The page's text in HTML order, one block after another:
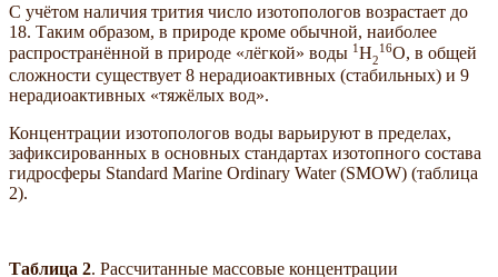
С учётом наличия трития число изотопологов возрастает до
18. Таким образом, в природе кроме обычной, наиболее
распространённой в природе «лёгкой» воды 1H2
16O, в общей
сложности существует 8 нерадиоактивных (стабильных) и 9
нерадиоактивных «тяжёлых вод».
Концентрации изотопологов воды варьируют в пределах,
зафиксированных в основных стандартах изотопного состава
гидросферы Standard Marine Ordinary Water (SMOW) (таблица
2).
Таблица 2. Рассчитанные массовые концентрации